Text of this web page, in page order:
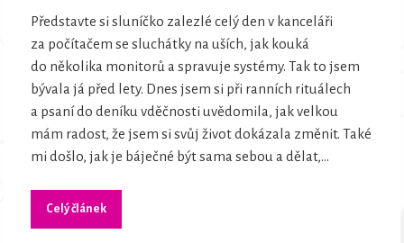
Představte si sluníčko zalezlé celý den v kanceláři
za počítačem se sluchátky na uších, jak kouká
do několika monitorů a spravuje systémy. Tak to jsem
bývala já před lety. Dnes jsem si při ranních rituálech
a psaní do deníku vděčnosti uvědomila, jak velkou
mám radost, že jsem si svůj život dokázala změnit. Také
mi došlo, jak je báječné být sama sebou a dělat,...
Celý článek